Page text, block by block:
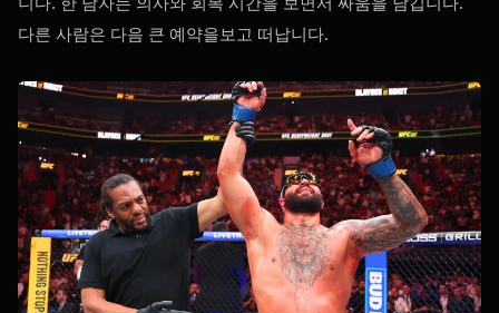
다른 사람은 다음 큰 예약을보고 떠납니다.